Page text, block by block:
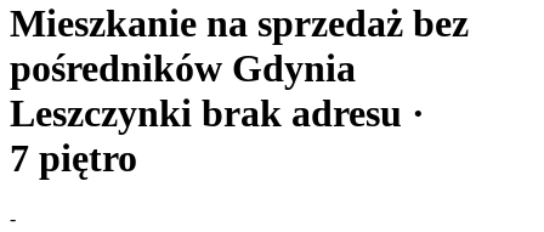
Mieszkanie na sprzedaż bez
pośredników Gdynia
Leszczynki brak adresu ·
7 piętro
-